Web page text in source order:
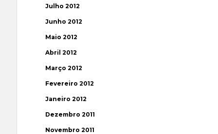
Julho 2012
Junho 2012
Maio 2012
Abril 2012
Março 2012
Fevereiro 2012
Janeiro 2012
Dezembro 2011
Novembro 2011